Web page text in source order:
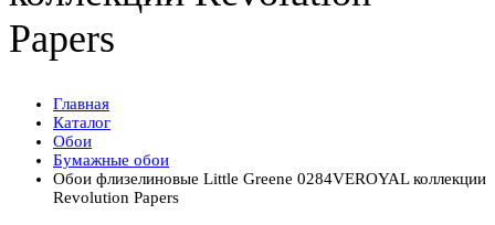
Papers
Главная
Каталог
Обои
Бумажные обои
Обои флизелиновые Little Greene 0284VEROYAL коллекции
Revolution Papers